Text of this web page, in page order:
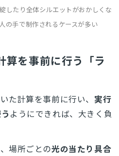
したり全体シルエットがおかしくな
の手で制作されるケースが多い
算を事前に行う「ラ
た計算を事前に行い、 実行
ようにできれば、大きく負
場所ごとの光の当たり具合